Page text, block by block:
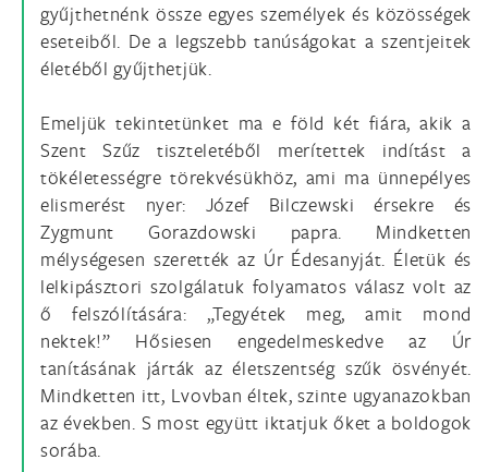
gyűjthetnénk össze egyes személyek és közösségek
eseteiből. De a legszebb tanúságokat a szentjeitek
életéből gyűjthetjük.
Emeljük tekintetünket ma e föld két fiára, akik a
Szent Szűz tiszteletéből merítettek indítást a
tökéletességre törekvésükhöz, ami ma ünnepélyes
elismerést nyer: Józef Bilczewski érsekre és
Zygmunt Gorazdowski papra. Mindketten
mélységesen szerették az Úr Édesanyját. Életük és
lelkipásztori szolgálatuk folyamatos válasz volt az
ő felszólítására: „Tegyétek meg, amit mond
nektek!” Hősiesen engedelmeskedve az Úr
tanításának járták az életszentség szűk ösvényét.
Mindketten itt, Lvovban éltek, szinte ugyanazokban
az években. S most együtt iktatjuk őket a boldogok
sorába.